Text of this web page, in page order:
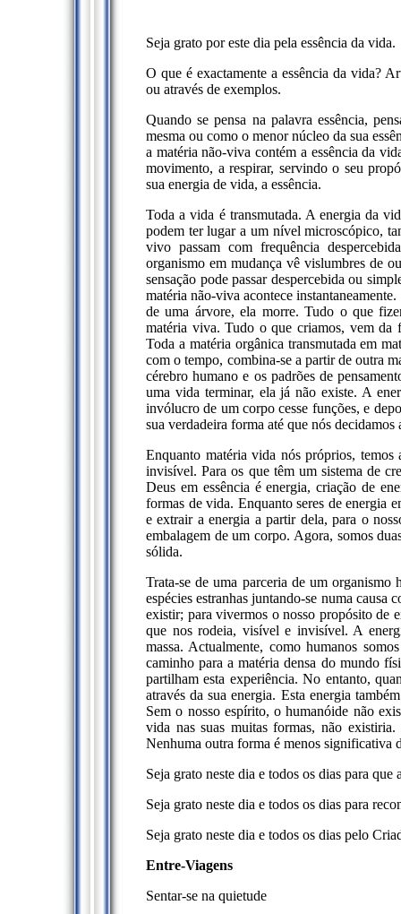
Seja grato por este dia pela essência da vida.
O que é exactamente a essência da vida?
ou através de exemplos.
Quando se pensa na palavra essência,
mesma ou como o menor núcleo da sua
a matéria não-viva contém a essência da
movimento, a respirar, servindo o seu
sua energia de vida, a essência.
Toda a vida é transmutada. A energia da
podem ter lugar a um nível microscópico,
vivo passam com frequência
organismo em mudança vê vislumbres de
sensação pode passar despercebida ou
matéria não-viva acontece
de uma árvore, ela morre. Tudo o que
matéria viva. Tudo o que criamos, vem da
Toda a matéria orgânica transmutada em
com o tempo, combina-se a partir de outra
cérebro humano e os padrões de
uma vida terminar, ela já não existe. A
invólucro de um corpo cesse funções, e
sua verdadeira forma até que nós
Enquanto matéria vida nós próprios,
invisível. Para os que têm um sistema de
Deus em essência é energia, criação de
formas de vida. Enquanto seres de energia
e extrair a energia a partir dela, para o
embalagem de um corpo. Agora, somos
sólida.
Trata-se de uma parceria de um organismo
espécies estranhas juntando-se numa causa
existir; para vivermos o nosso propósito de
que nos rodeia, visível e invisível. A
massa. Actualmente, como humanos
caminho para a matéria densa do mundo
partilham esta experiência. No entanto,
através da sua energia. Esta energia
Sem o nosso espírito, o humanóide não
vida nas suas muitas formas, não
Nenhuma outra forma é menos significativa
Seja grato neste dia e todos os dias para
Seja grato neste dia e todos os dias para
Seja grato neste dia e todos os dias pelo
Entre-Viagens
Sentar-se na quietude